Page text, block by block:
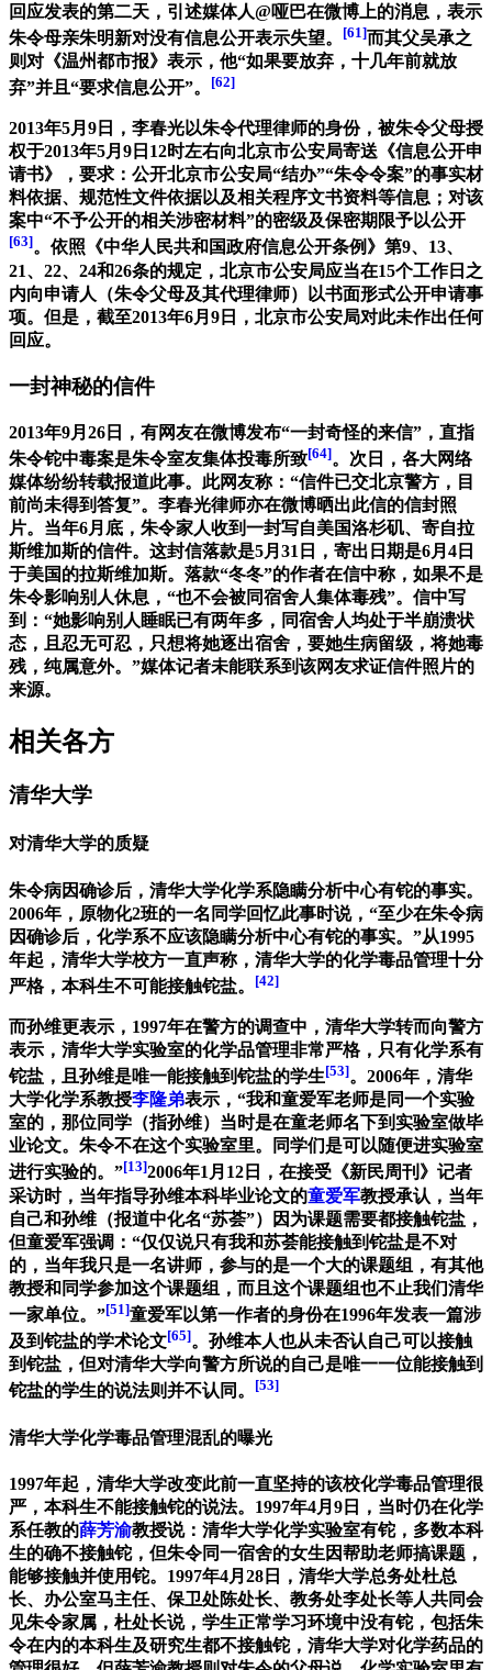
回应发表的第二天，引述媒体人@哑巴在微博上的消息，表示
朱令母亲朱明新对没有信息公开表示失望。
[61]而其父吴承之
则对《温州都市报》表示，他“如果要放弃，十几年前就放
弃”并且“要求信息公开”。
[62]
2013年5月9日，李春光以朱令代理律师的身份，被朱令父母授
权于2013年5月9日12时左右向北京市公安局寄送《信息公开申
请书》，要求：公开北京市公安局“结办”“朱令令案”的事实材
料依据、规范性文件依据以及相关程序文书资料等信息；对该
案中“不予公开的相关涉密材料”的密级及保密期限予以公开
[63]。依照《中华人民共和国政府信息公开条例》第9、13、
21、22、24和26条的规定，北京市公安局应当在15个工作日之
内向申请人（朱令父母及其代理律师）以书面形式公开申请事
项。但是，截至2013年6月9日，北京市公安局对此未作出任何
回应。
一封神秘的信件
2013年9月26日，有网友在微博发布“一封奇怪的来信”，直指
朱令铊中毒案是朱令室友集体投毒所致[64]。次日，各大网络
媒体纷纷转载报道此事。此网友称：“信件已交北京警方，目
前尚未得到答复”。李春光律师亦在微博晒出此信的信封照
片。当年6月底，朱令家人收到一封写自美国洛杉矶、寄自拉
斯维加斯的信件。这封信落款是5月31日，寄出日期是6月4日
于美国的拉斯维加斯。落款“冬冬”的作者在信中称，如果不是
朱令影响别人休息，“也不会被同宿舍人集体毒残”。信中写
到：“她影响别人睡眠已有两年多，同宿舍人均处于半崩溃状
态，且忍无可忍，只想将她逐出宿舍，要她生病留级，将她毒
残，纯属意外。”媒体记者未能联系到该网友求证信件照片的
来源。
相关各方
清华大学
对清华大学的质疑
朱令病因确诊后，清华大学化学系隐瞒分析中心有铊的事实。
2006年，原物化2班的一名同学回忆此事时说，“至少在朱令病
因确诊后，化学系不应该隐瞒分析中心有铊的事实。”从1995
年起，清华大学校方一直声称，清华大学的化学毒品管理十分
严格，本科生不可能接触铊盐。
[42]
而孙维更表示，1997年在警方的调查中，清华大学转而向警方
表示，清华大学实验室的化学品管理非常严格，只有化学系有
铊盐，且孙维是唯一能接触到铊盐的学生[53]。2006年，清华
大学化学系教授李隆弟表示，“我和童爱军老师是同一个实验
室的，那位同学（指孙维）当时是在童老师名下到实验室做毕
业论文。朱令不在这个实验室里。同学们是可以随便进实验室
进行实验的。”[13]2006年1月12日，在接受《新民周刊》记者
采访时，当年指导孙维本科毕业论文的童爱军教授承认，当年
自己和孙维（报道中化名“苏荟”）因为课题需要都接触铊盐，
但童爱军强调：“仅仅说只有我和苏荟能接触到铊盐是不对
的，当年我只是一名讲师，参与的是一个大的课题组，有其他
教授和同学参加这个课题组，而且这个课题组也不止我们清华
一家单位。”[51]童爱军以第一作者的身份在1996年发表一篇涉
及到铊盐的学术论文[65]。孙维本人也从未否认自己可以接触
到铊盐，但对清华大学向警方所说的自己是唯一一位能接触到
铊盐的学生的说法则并不认同。
[53]
清华大学化学毒品管理混乱的曝光
1997年起，清华大学改变此前一直坚持的该校化学毒品管理很
严，本科生不能接触铊的说法。1997年4月9日，当时仍在化学
系任教的薛芳渝教授说：清华大学化学实验室有铊，多数本科
生的确不接触铊，但朱令同一宿舍的女生因帮助老师搞课题，
能够接触并使用铊。1997年4月28日，清华大学总务处杜总
长、办公室马主任、保卫处陈处长、教务处李处长等人共同会
见朱令家属，杜处长说，学生正常学习环境中没有铊，包括朱
令在内的本科生及研究生都不接触铊，清华大学对化学药品的